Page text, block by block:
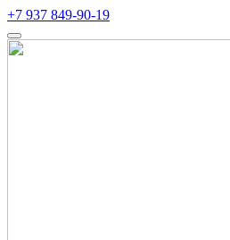
+7 937 849-90-19